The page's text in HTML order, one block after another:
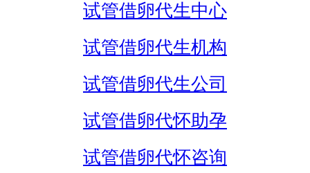
试管借卵代生中心
试管借卵代生机构
试管借卵代生公司
试管借卵代怀助孕
试管借卵代怀咨询